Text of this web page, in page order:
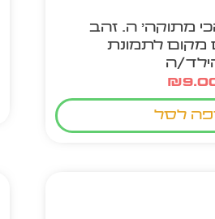
מתוקה' ה. זהב
מקום לתמונת
ה
₪
לסל